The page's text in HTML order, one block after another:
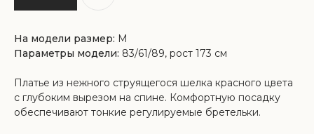
На модели размер: М
Параметры модели: 83/61/89, рост 173 см
Платье из нежного струящегося шелка красного цвета
с глубоким вырезом на спине. Комфортную посадку
обеспечивают тонкие регулируемые бретельки.